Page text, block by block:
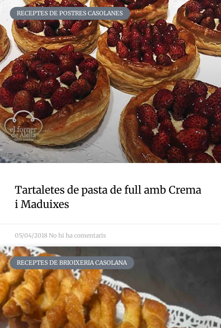
RECEPTES DE POSTRES CASOLANES
Tartaletes de pasta de full amb Crema
i Maduixes
05/04/2018 No hi ha comentaris
RECEPTES DE BRIOIXERIA CASOLANA